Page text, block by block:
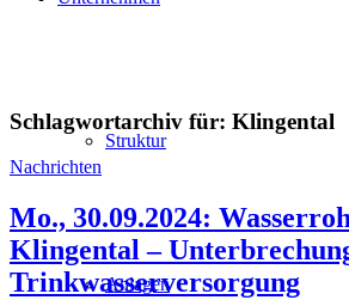
Struktur
Anlagen
Schlagwortarchiv für: Klingental
Nachrichten
Mo., 30.09.2024:
Klingental –
Trinkwasserversorgung